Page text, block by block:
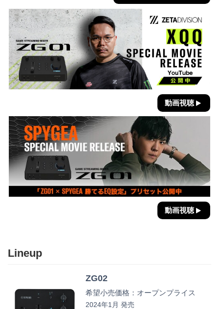
動画視聴
動画視聴
Lineup
ZG02
希望小売価格：オープンプライス
2024年1月 発売